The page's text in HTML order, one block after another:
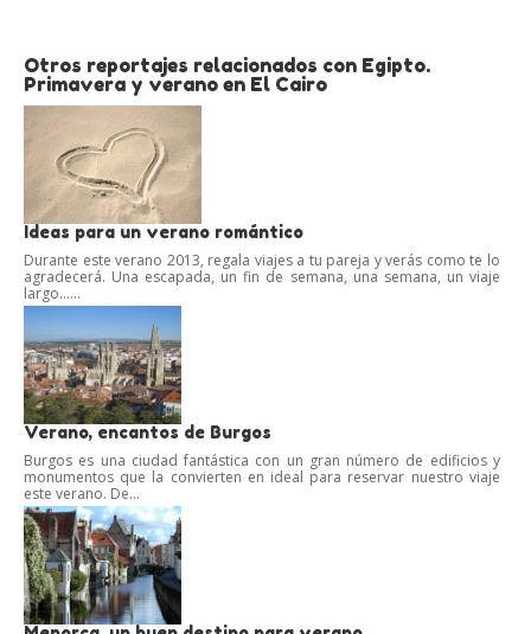
Otros reportajes relacionados con Egipto.
Primavera y verano en El Cairo
Ideas para un verano romántico
Durante este verano 2013, regala viajes a tu pareja y verás como te lo
agradecerá. Una escapada, un fin de semana, una semana, un viaje
largo…...
Verano, encantos de Burgos
Burgos es una ciudad fantástica con un gran número de edificios y
monumentos que la convierten en ideal para reservar nuestro viaje
este verano. De...